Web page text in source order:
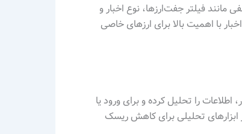
مانند فیلتر جفت‌ارزها، نوع اخبار و
با اهمیت بالا برای ارزهای خاصی
را تحلیل کرده و برای ورود یا
ابزارهای تحلیلی برای کاهش ریسک